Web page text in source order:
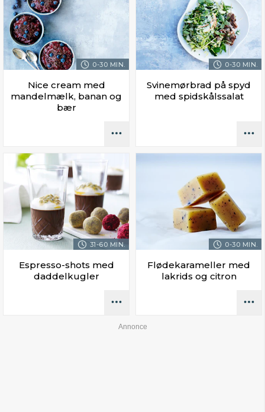
0-30 MIN.
Nice cream med
mandelmælk, banan og
bær
0-30 MIN.
Svinemørbrad på spyd
med spidskålssalat
31-60 MIN.
Espresso-shots med
daddelkugler
0-30 MIN.
Flødekarameller med
lakrids og citron